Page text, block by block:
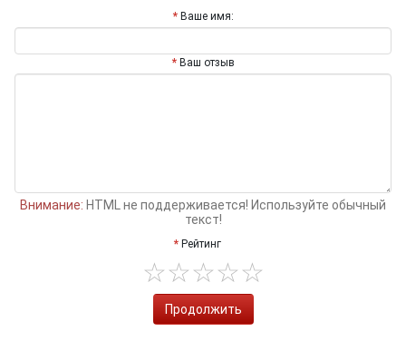
Ваше имя:
Ваш отзыв
Внимание: HTML не поддерживается! Используйте обычный
текст!
Рейтинг
Продолжить